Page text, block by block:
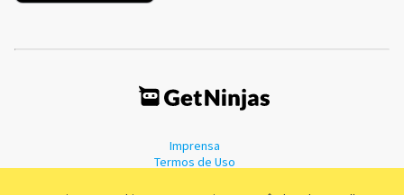
Imprensa
Termos de Uso